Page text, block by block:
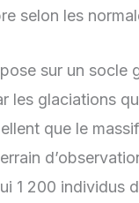
selon les
sur un socle
les glaciations
que le
1 200 individus